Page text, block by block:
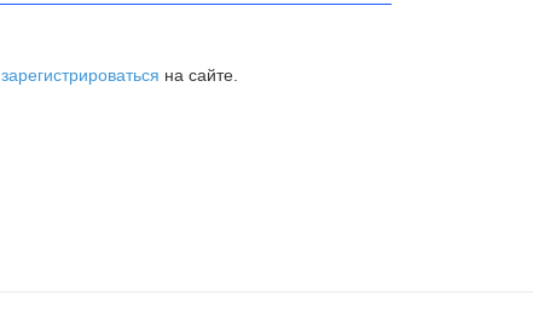
зарегистрироваться на сайте.